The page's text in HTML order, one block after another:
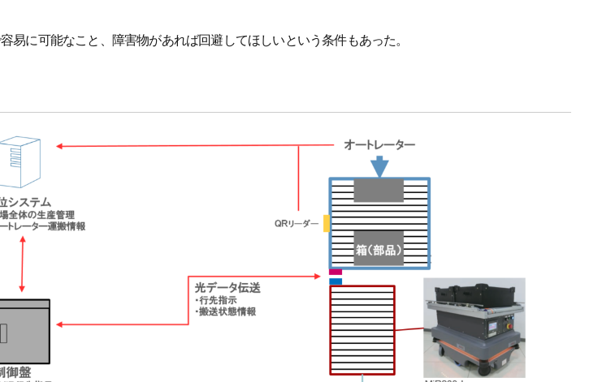
易に可能なこと、障害物があれば回避してほしいという条件もあった。